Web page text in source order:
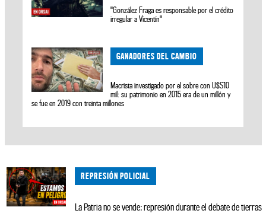
"González Fraga es responsable por el crédito
irregular a Vicentín"
GANADORES DEL CAMBIO
Macrista investigado por el sobre con U$S10
mil: su patrimonio en 2015 era de un millón y
se fue en 2019 con treinta millones
REPRESIÓN POLICIAL
La Patria no se vende: represión durante el debate de tierras